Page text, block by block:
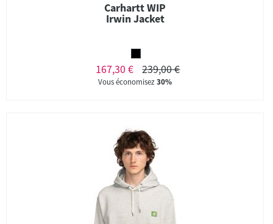
Carhartt WIP
Irwin Jacket
167,30 € 239,00 €
Vous économisez30%